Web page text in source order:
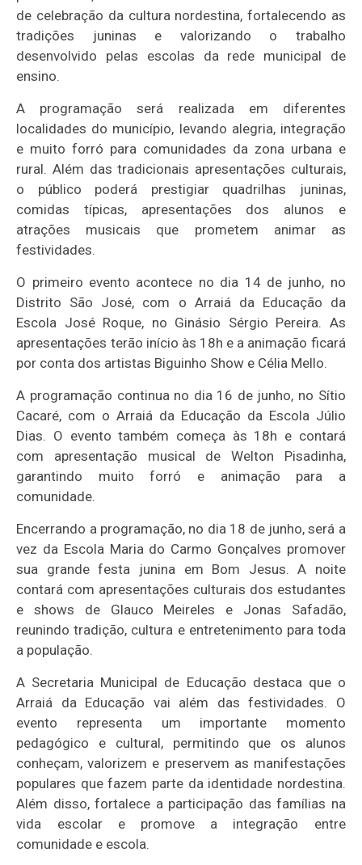
de celebração da cultura nordestina, fortalecendo as
tradições juninas e valorizando o trabalho
desenvolvido pelas escolas da rede municipal de
ensino.
A programação será realizada em diferentes
localidades do município, levando alegria, integração
e muito forró para comunidades da zona urbana e
rural. Além das tradicionais apresentações culturais,
o público poderá prestigiar quadrilhas juninas,
comidas típicas, apresentações dos alunos e
atrações musicais que prometem animar as
festividades.
O primeiro evento acontece no dia 14 de junho, no
Distrito São José, com o Arraiá da Educação da
Escola José Roque, no Ginásio Sérgio Pereira. As
apresentações terão início às 18h e a animação ficará
por conta dos artistas Biguinho Show e Célia Mello.
A programação continua no dia 16 de junho, no Sítio
Cacaré, com o Arraiá da Educação da Escola Júlio
Dias. O evento também começa às 18h e contará
com apresentação musical de Welton Pisadinha,
garantindo muito forró e animação para a
comunidade.
Encerrando a programação, no dia 18 de junho, será a
vez da Escola Maria do Carmo Gonçalves promover
sua grande festa junina em Bom Jesus. A noite
contará com apresentações culturais dos estudantes
e shows de Glauco Meireles e Jonas Safadão,
reunindo tradição, cultura e entretenimento para toda
a população.
A Secretaria Municipal de Educação destaca que o
Arraiá da Educação vai além das festividades. O
evento representa um importante momento
pedagógico e cultural, permitindo que os alunos
conheçam, valorizem e preservem as manifestações
populares que fazem parte da identidade nordestina.
Além disso, fortalece a participação das famílias na
vida escolar e promove a integração entre
comunidade e escola.